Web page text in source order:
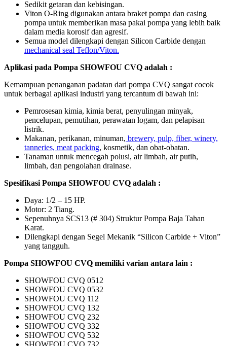
Sedikit getaran dan kebisingan.
Viton O-Ring digunakan antara braket pompa dan casing
pompa untuk memberikan masa pakai pompa yang lebih baik
dalam media korosif dan agresif.
Semua model dilengkapi dengan Silicon Carbide dengan
mechanical seal Teflon/Viton.
Aplikasi pada Pompa SHOWFOU CVQ adalah :
Kemampuan penanganan padatan dari pompa CVQ sangat cocok
untuk berbagai aplikasi industri yang tercantum di bawah ini:
Pemrosesan kimia, kimia berat, penyulingan minyak,
pencelupan, pemutihan, perawatan logam, dan pelapisan
listrik.
Makanan, perikanan, minuman, brewery, pulp, fiber, winery,
tanneries, meat packing, kosmetik, dan obat-obatan.
Tanaman untuk mencegah polusi, air limbah, air putih,
limbah, dan pengolahan drainase.
Spesifikasi Pompa SHOWFOU CVQ adalah :
Daya: 1/2 – 15 HP.
Motor: 2 Tiang.
Sepenuhnya SCS13 (# 304) Struktur Pompa Baja Tahan
Karat.
Dilengkapi dengan Segel Mekanik “Silicon Carbide + Viton”
yang tangguh.
Pompa SHOWFOU CVQ memiliki varian antara lain :
SHOWFOU CVQ 0512
SHOWFOU CVQ 0532
SHOWFOU CVQ 112
SHOWFOU CVQ 132
SHOWFOU CVQ 232
SHOWFOU CVQ 332
SHOWFOU CVQ 532
SHOWFOU CVQ 732